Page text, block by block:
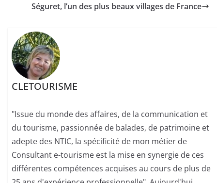
Séguret, l’un des plus beaux villages de France
CLETOURISME
"Issue du monde des affaires, de la communication et
du tourisme, passionnée de balades, de patrimoine et
adepte des NTIC, la spécificité de mon métier de
Consultant e-tourisme est la mise en synergie de ces
différentes compétences acquises au cours de plus de